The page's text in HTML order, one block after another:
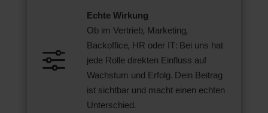
f
Echte Wirkung
Ob im Vertrieb, Marketing,
Backoffice, HR oder IT: Bei uns hat
jede Rolle direkten Einfluss auf
Wachstum und Erfolg. Dein Beitrag
ist sichtbar und macht einen echten
Unterschied.